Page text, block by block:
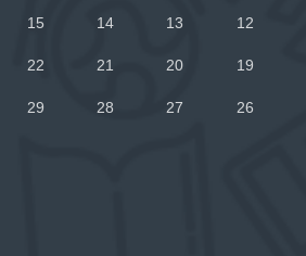
12
13
14
15
19
20
21
22
26
27
28
29